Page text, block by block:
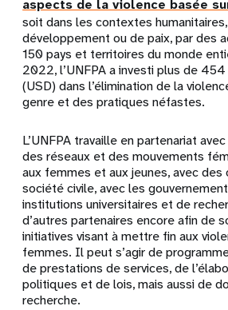
aspects de la violence basée
soit dans les contextes
développement ou de paix, par des
150 pays et territoires du monde
2022, l’UNFPA a investi plus de
(USD) dans l’élimination de la
genre et des pratiques néfastes.
L’UNFPA travaille en partenariat
des réseaux et des mouvements
aux femmes et aux jeunes, avec des
société civile, avec les
institutions universitaires et de
d’autres partenaires encore afin de
initiatives visant à mettre fin aux
femmes. Il peut s’agir de
de prestations de services, de
politiques et de lois, mais aussi de
recherche.